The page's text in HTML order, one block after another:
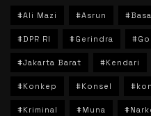
#Ali Mazi #Asrun
#DPR RI #Gerindra
#Jakarta Barat #Kendari
#Konkep #Konsel
#Kriminal #Muna